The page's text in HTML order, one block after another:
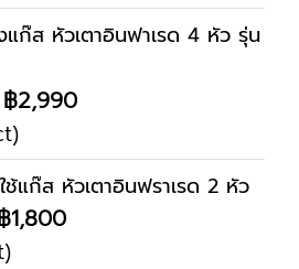
แก๊ส หัวเตาอินฟาเรด 4 หัว รุ่น
฿2,990
ช้แก๊ส หัวเตาอินฟราเรด 2 หัว
1,800